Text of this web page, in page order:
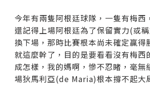
今年有兩隻阿根廷球隊，一隻有梅西
還記得上場阿根廷為了保留實力(或
換下場，那時比賽根本尚未確定贏得
就這麼幹了，目的是要看看沒有梅西
成怎樣，我的媽啊，慘不忍睹，毫無
場狄馬利亞(de Maria)根本撐不起大